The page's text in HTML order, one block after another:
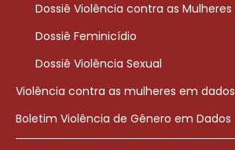
Dossiê Violência contra as Mulheres
Dossiê Feminicídio
Dossiê Violência Sexual
Violência contra as mulheres em dados
Boletim Violência de Gênero em Dados